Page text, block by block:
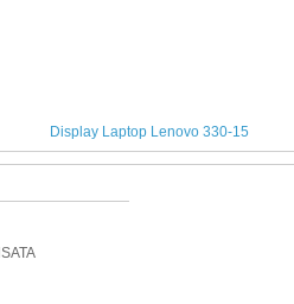
Display Laptop Lenovo 330-15